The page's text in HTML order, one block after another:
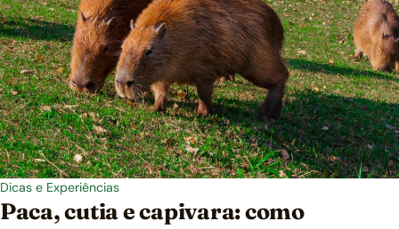
Dicas e Experiências
Paca, cutia e capivara: como